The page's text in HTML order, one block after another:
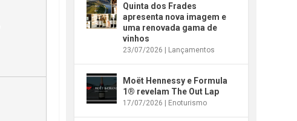
Quinta dos Frades
apresenta nova imagem e
uma renovada gama de
vinhos
23/07/2026 | Lançamentos
Moët Hennessy e Formula
1® revelam The Out Lap
17/07/2026 | Enoturismo